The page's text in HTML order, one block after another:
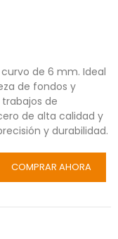
de 6 mm. Ideal
de fondos y
de
de alta calidad y
y durabilidad.
COMPRAR AHORA